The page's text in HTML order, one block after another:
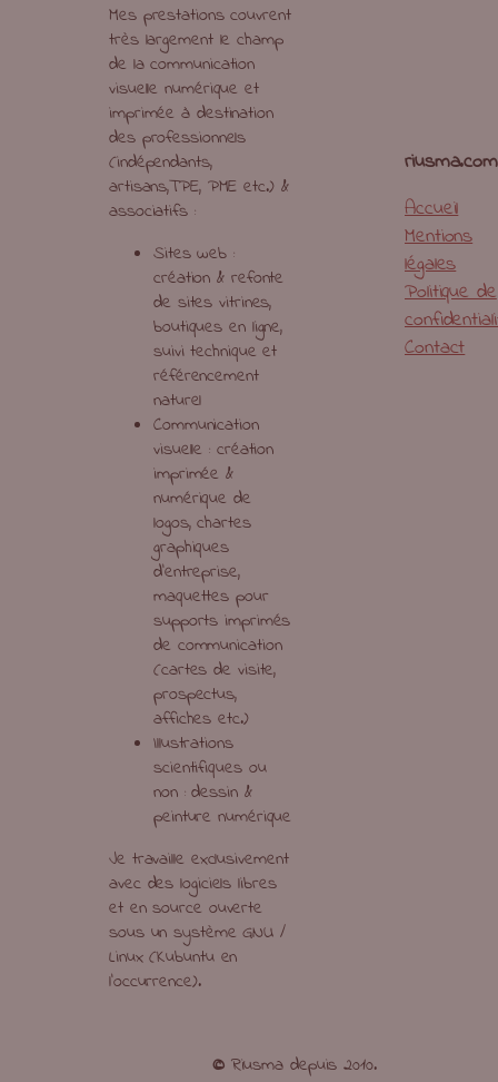
Mes prestations couvrent
très largement le champ
de la communication
visuelle numérique et
imprimée à destination
des professionnels
(indépendants,
artisans,TPE, PME etc.) &
associatifs :
Sites web :
création & refonte
de sites vitrines,
boutiques en ligne,
suivi technique et
référencement
naturel
Communication
visuelle : création
imprimée &
numérique de
logos, chartes
graphiques
d’entreprise,
maquettes pour
supports imprimés
de communication
(cartes de visite,
prospectus,
affiches etc.)
Illustrations
scientifiques ou
non : dessin &
peinture numérique
Je travaille exclusivement
avec des logiciels libres
et en source ouverte
sous un système GNU /
Linux (Kubuntu en
l’occurrence).
riusma.com
Accueil
Mentions
légales
Politique de
Contact
©Riusma depuis 2010.